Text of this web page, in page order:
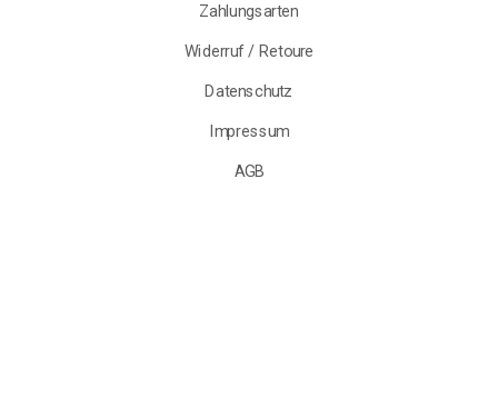
Zahlungsarten
Widerruf / Retoure
Datenschutz
Impressum
AGB